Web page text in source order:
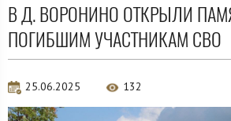
В Д. ВОРОНИНО ОТКРЫЛИ
ПОГИБШИМ УЧАСТНИКАМ СВО
25.06.2025 132